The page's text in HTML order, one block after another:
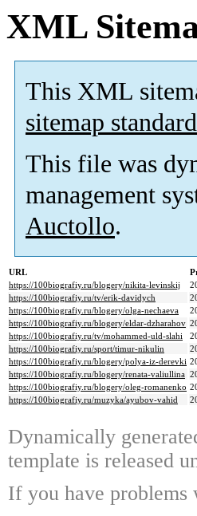
XML
This XML
sitemap standard
This file was
management
Auctollo.
URL
https://100biografiy.ru/blogery/nikita-levinskij
https://100biografiy.ru/tv/erik-davidych
https://100biografiy.ru/blogery/olga-nechaeva
https://100biografiy.ru/blogery/eldar-dzharahov
https://100biografiy.ru/tv/mohammed-uld-slahi
https://100biografiy.ru/sport/timur-nikulin
https://100biografiy.ru/blogery/polya-iz-derevki
https://100biografiy.ru/blogery/renata-valiullina
https://100biografiy.ru/blogery/oleg-romanenko
https://100biografiy.ru/muzyka/ayubov-vahid
Dynamically
template is released
If you have